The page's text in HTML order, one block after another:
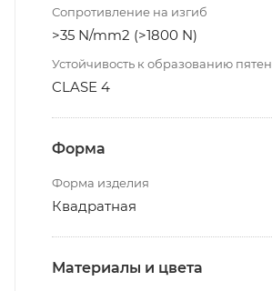
Сопротивление на изгиб
>35 N/mm2 (>1800 N)
Устойчивость к образованию пятен
CLASE 4
Форма
Форма изделия
Квадратная
Материалы и цвета